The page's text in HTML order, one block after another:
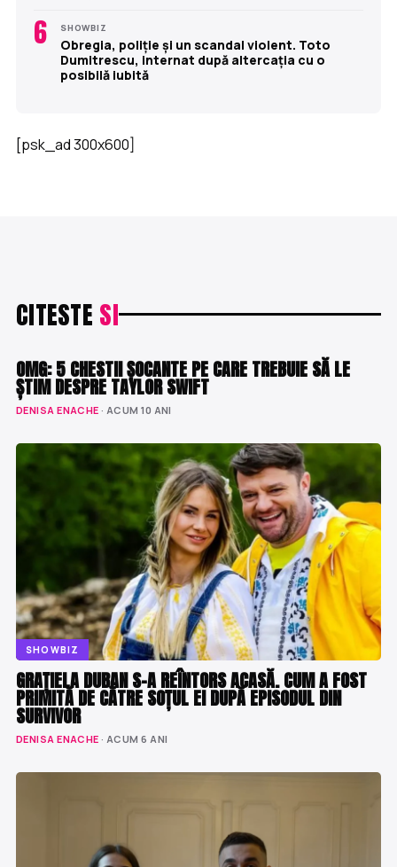
6 SHOWBIZ
Obregia, poliție și un scandal violent. Toto
Dumitrescu, internat după altercația cu o
posibilă iubită
[psk_ad 300x600]
CITESTE SI
OMG: 5 CHESTII ȘOCANTE PE CARE TREBUIE SĂ LE
ȘTIM DESPRE TAYLOR SWIFT
DENISA ENACHE · ACUM 10 ANI
SHOWBIZ
GRAȚIELA DUBAN S-A REÎNTORS ACASĂ. CUM A FOST
PRIMITĂ DE CĂTRE SOȚUL EI DUPĂ EPISODUL DIN
SURVIVOR
DENISA ENACHE · ACUM 6 ANI